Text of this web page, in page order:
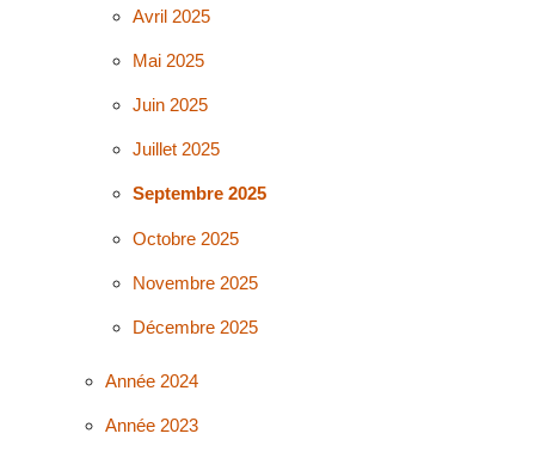
Avril 2025
Mai 2025
Juin 2025
Juillet 2025
Septembre 2025
Octobre 2025
Novembre 2025
Décembre 2025
Année 2024
Année 2023